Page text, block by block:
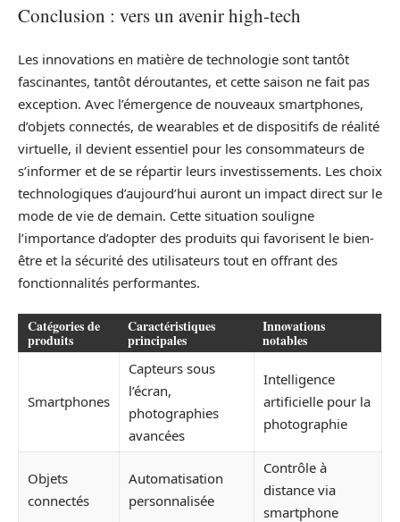
Conclusion : vers un avenir high-tech
Les innovations en matière de technologie sont tantôt
fascinantes, tantôt déroutantes, et cette saison ne fait pas
exception. Avec l’émergence de nouveaux smartphones,
d’objets connectés, de wearables et de dispositifs de réalité
virtuelle, il devient essentiel pour les consommateurs de
s’informer et de se répartir leurs investissements. Les choix
technologiques d’aujourd’hui auront un impact direct sur le
mode de vie de demain. Cette situation souligne
l’importance d’adopter des produits qui favorisent le bien-
être et la sécurité des utilisateurs tout en offrant des
fonctionnalités performantes.
Catégories de
produits
Caractéristiques
principales
Innovations
notables
Smartphones
Capteurs sous
l’écran,
photographies
avancées
Intelligence
artificielle pour la
photographie
Objets
connectés
Automatisation
personnalisée
Contrôle à
distance via
smartphone